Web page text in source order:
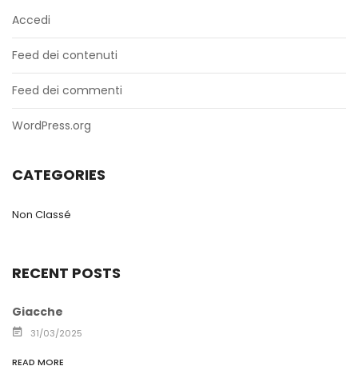
Accedi
Feed dei contenuti
Feed dei commenti
WordPress.org
CATEGORIES
Non Classé
RECENT POSTS
Giacche
31/03/2025
READ MORE